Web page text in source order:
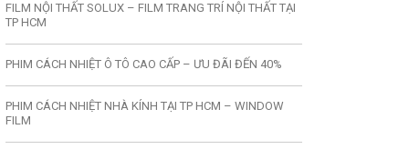
FILM NỘI THẤT SOLUX – FILM TRANG TRÍ NỘI THẤT TẠI
TP HCM
PHIM CÁCH NHIỆT Ô TÔ CAO CẤP – ƯU ĐÃI ĐẾN 40%
PHIM CÁCH NHIỆT NHÀ KÍNH TẠI TP HCM – WINDOW
FILM